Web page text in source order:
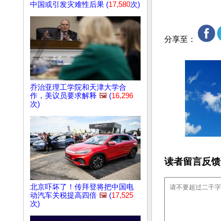
中国或引发灾难性后果 (17,580次)
乔治亚理工学院和天津大学合
作，美议员要求解释 🖼️ (16,296
次)
北京吓坏了！传拜登将把中国电
动汽车关税提高四倍 🖼️ (17,525
次)
分享至：
读者留言反